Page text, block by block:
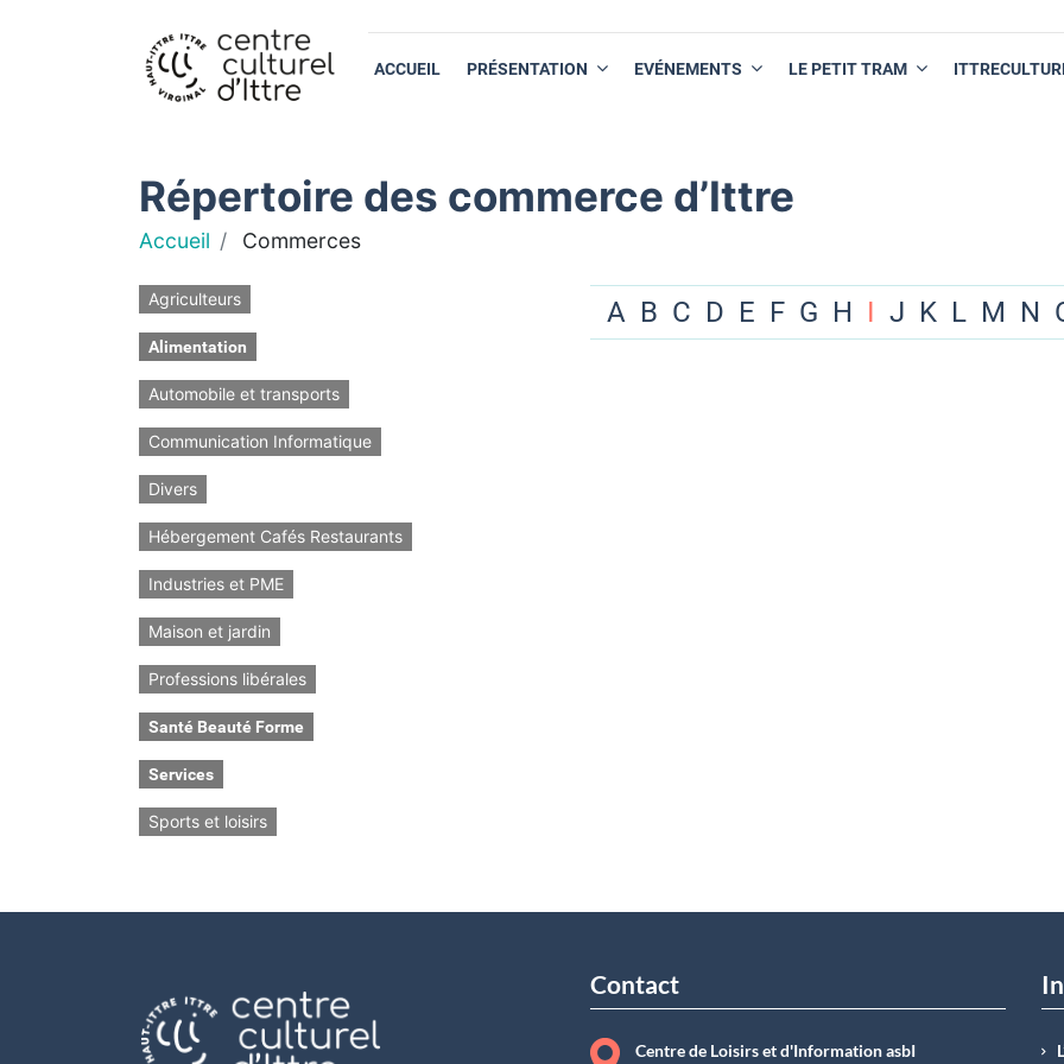
ACCUEIL PRÉSENTATION EVÉNEMENTS LE PETIT TRAM
Répertoire des commerce d’Ittre
Accueil Commerces
Agriculteurs
Alimentation
Automobile et transports
Communication Informatique
Divers
Hébergement Cafés Restaurants
Industries et PME
Maison et jardin
Professions libérales
Santé Beauté Forme
Services
Sports et loisirs
A B C D E F G H I J K L M N
Contact
Centre de Loisirs et d'Information asbI